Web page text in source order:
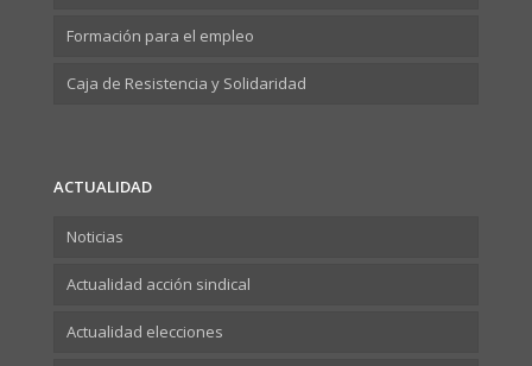
Formación para el empleo
Caja de Resistencia y Solidaridad
ACTUALIDAD
Noticias
Actualidad acción sindical
Actualidad elecciones